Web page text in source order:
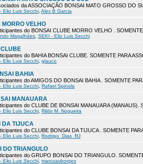
da ASSOCIAÇÃO BONSAI MATO GROSSO DO
Elio Luis Secchi Alex B Garcia
VELHO
do BONSAI CLUBE MORRO VELHO .
Magalhães SEKI - Elio Luis Secchi
do BAHIA BONSAI CLUBE. SOMENTE PARA
Elio Luis Secchi glauco
BAHIA
do AMIGOS DO BONSAI BAHIA . SOMENTE
Elio Luis Secchi Rafael Spinola
MANAUARA
do CLUBE DE BONSAI MANAUARA (MANAUS).
Elio Luis Secchi Rildo M. Nogueira
DA TIJUCA
do CLUBE BONSAI DA TIJUCA . SOMENTE
Elio Luis Secchi Rodrigo_Dias_RJ
DO TRIANGULO
do GRUPO BONSAI DO TRIANGULO.
Elio Luis Secchi marcoavborges